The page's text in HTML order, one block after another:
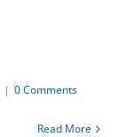
| 0 Comments
Read More